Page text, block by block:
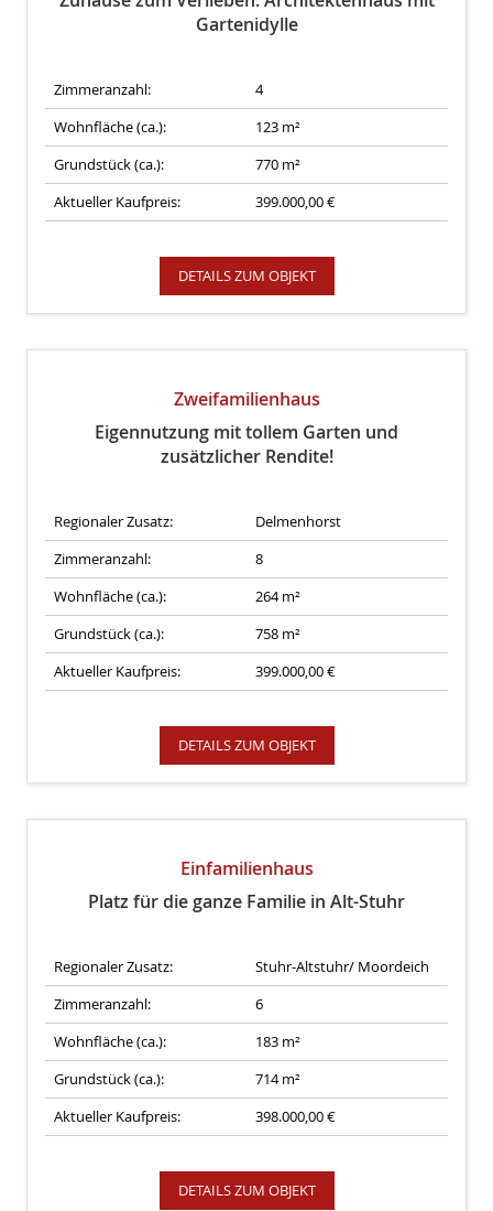
Gartenidylle
Zimmeranzahl:
4
Wohnfläche (ca.):
123 m²
Grundstück (ca.):
770 m²
Aktueller Kaufpreis:
399.000,00 €
DETAILS ZUM OBJEKT
Zweifamilienhaus
Eigennutzung mit tollem Garten und
zusätzlicher Rendite!
Regionaler Zusatz:
Delmenhorst
Zimmeranzahl:
8
Wohnfläche (ca.):
264 m²
Grundstück (ca.):
758 m²
Aktueller Kaufpreis:
399.000,00 €
DETAILS ZUM OBJEKT
Einfamilienhaus
Platz für die ganze Familie in Alt-Stuhr
Regionaler Zusatz:
Stuhr-Altstuhr/ Moordeich
Zimmeranzahl:
6
Wohnfläche (ca.):
183 m²
Grundstück (ca.):
714 m²
Aktueller Kaufpreis:
398.000,00 €
DETAILS ZUM OBJEKT